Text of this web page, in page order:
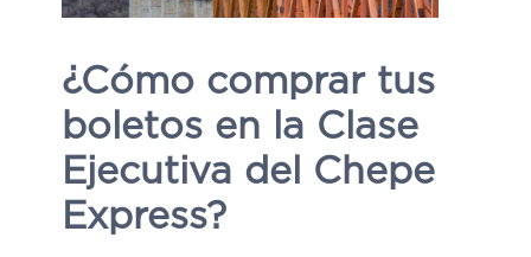
¿Cómo comprar tus
boletos en la Clase
Ejecutiva del Chepe
Express?